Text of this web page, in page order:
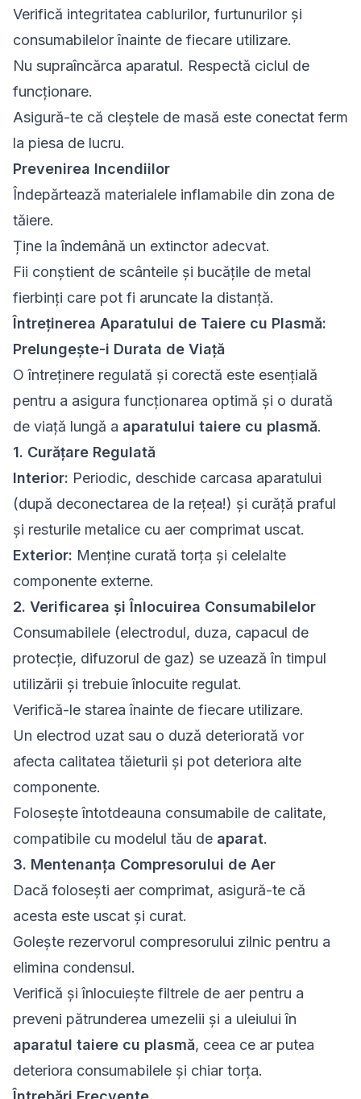
Verifică integritatea cablurilor, furtunurilor și
consumabilelor înainte de fiecare utilizare.
Nu supraîncărca aparatul. Respectă ciclul de
funcționare.
Asigură-te că cleștele de masă este conectat ferm
la piesa de lucru.
Prevenirea Incendiilor
Îndepărtează materialele inflamabile din zona de
tăiere.
Ține la îndemână un extinctor adecvat.
Fii conștient de scânteile și bucățile de metal
fierbinți care pot fi aruncate la distanță.
Întreținerea Aparatului de Taiere cu Plasmă:
Prelungește-i Durata de Viață
O întreținere regulată și corectă este esențială
pentru a asigura funcționarea optimă și o durată
de viață lungă a aparatului taiere cu plasmă.
1. Curățare Regulată
Interior: Periodic, deschide carcasa aparatului
(după deconectarea de la rețea!) și curăță praful
și resturile metalice cu aer comprimat uscat.
Exterior: Menține curată torța și celelalte
componente externe.
2. Verificarea și Înlocuirea Consumabilelor
Consumabilele (electrodul, duza, capacul de
protecție, difuzorul de gaz) se uzează în timpul
utilizării și trebuie înlocuite regulat.
Verifică-le starea înainte de fiecare utilizare.
Un electrod uzat sau o duză deteriorată vor
afecta calitatea tăieturii și pot deteriora alte
componente.
Folosește întotdeauna consumabile de calitate,
compatibile cu modelul tău de aparat.
3. Mentenanța Compresorului de Aer
Dacă folosești aer comprimat, asigură-te că
acesta este uscat și curat.
Golește rezervorul compresorului zilnic pentru a
elimina condensul.
Verifică și înlocuiește filtrele de aer pentru a
preveni pătrunderea umezelii și a uleiului în
aparatul taiere cu plasmă, ceea ce ar putea
deteriora consumabilele și chiar torța.